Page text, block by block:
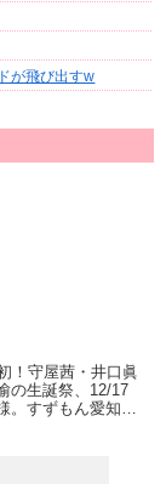
が飛び出すw
！守屋茜・井口眞
の生誕祭、12/17
。すずもん愛知開